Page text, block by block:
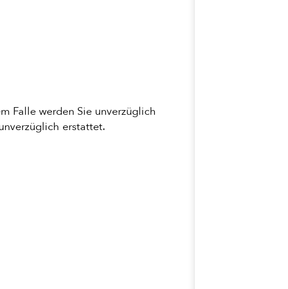
Falle werden Sie unverzüglich
erstattet.